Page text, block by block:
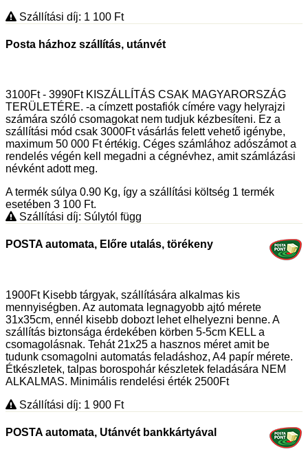
Szállítási díj: 1 100 Ft
Posta házhoz szállítás, utánvét
3100Ft - 3990Ft KISZÁLLÍTÁS CSAK MAGYARORSZÁG
TERÜLETÉRE. -a címzett postafiók címére vagy helyrajzi
számára szóló csomagokat nem tudjuk kézbesíteni. Ez a
szállítási mód csak 3000Ft vásárlás felett vehető igénybe,
maximum 50 000 Ft értékig. Céges számlához adószámot a
rendelés végén kell megadni a cégnévhez, amit számlázási
névként adott meg.
A termék súlya 0.90 Kg, így a szállítási költség 1 termék
esetében 3 100 Ft.
Szállítási díj: Súlytól függ
POSTA automata, Előre utalás, törékeny
1900Ft Kisebb tárgyak, szállítására alkalmas kis
mennyiségben. Az automata legnagyobb ajtó mérete
31x35cm, ennél kisebb dobozt lehet elhelyezni benne. A
szállítás biztonsága érdekében körben 5-5cm KELL a
csomagolásnak. Tehát 21x25 a hasznos méret amit be
tudunk csomagolni automatás feladáshoz, A4 papír mérete.
Étkészletek, talpas borospohár készletek feladására NEM
ALKALMAS. Minimális rendelési érték 2500Ft
Szállítási díj: 1 900 Ft
POSTA automata, Utánvét bankkártyával